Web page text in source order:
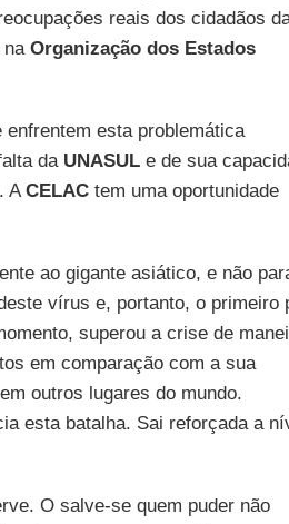
reais dos cidadãos
na Organização dos Estados
esta problemática
da UNASULe de sua
ACELACtem uma oportunidade
ao gigante asiático, e não
vírus e, portanto, o primeiro
superou a crise de
em comparação com a sua
outros lugares do mundo.
esta batalha. Sai reforçada a
O salve-se quem puder não